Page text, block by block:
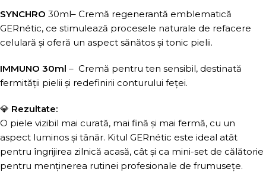
SYNCHRO 30ml– Cremă regenerantă emblematică
GERnétic, ce stimulează procesele naturale de refacere
celulară și oferă un aspect sănătos și tonic pielii.
IMMUNO 30ml – Cremă pentru ten sensibil, destinată
fermității pielii și redefinirii conturului feței.
💎 Rezultate:
O piele vizibil mai curată, mai fină și mai fermă, cu un
aspect luminos și tânăr. Kitul GERnétic este ideal atât
pentru îngrijirea zilnică acasă, cât și ca mini-set de călătorie
pentru menținerea rutinei profesionale de frumusețe.